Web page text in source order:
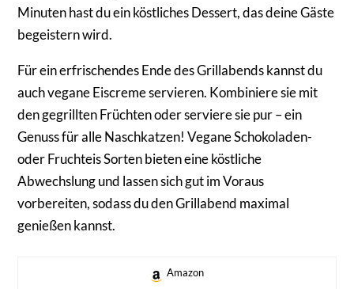
Minuten hast du ein köstliches Dessert, das deine Gäste
begeistern wird.
Für ein erfrischendes Ende des Grillabends kannst du
auch vegane Eiscreme servieren. Kombiniere sie mit
den gegrillten Früchten oder serviere sie pur – ein
Genuss für alle Naschkatzen! Vegane Schokoladen-
oder Fruchteis Sorten bieten eine köstliche
Abwechslung und lassen sich gut im Voraus
vorbereiten, sodass du den Grillabend maximal
genießen kannst.
Amazon